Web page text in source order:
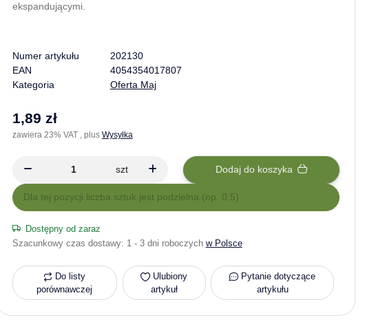
ekspandującymi.
Numer artykułu
202130
EAN
4054354017807
Kategoria
Oferta Maj
1,89 zł
zawiera 23% VAT , plus Wysyłka
szt Dodaj do koszyka
x
Dla tej pozycji liczba sztuk jest podzielna (np. 0,5).
Dostępny od zaraz
Szacunkowy czas dostawy: 1 - 3 dni roboczych w Polsce
Do listy
porównawczej
Ulubiony
artykuł
Pytanie dotyczące
artykułu